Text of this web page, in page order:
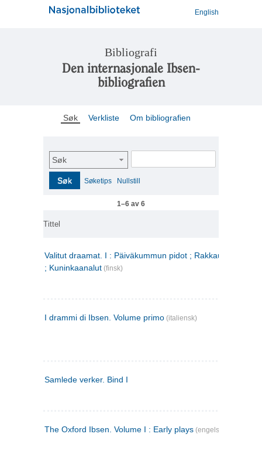
English
Bibliografi
Den internasjonale Ibsen-
bibliografien
Søk Verkliste Om bibliografien
Søk
Søk Søketips Nullstill
1–6 av 6
Tittel
Valitut draamat. I : Päiväkummun pidot ; Rakkauden
; Kuninkaanalut (finsk)
I drammi di Ibsen. Volume primo (italiensk)
Samlede verker. Bind I
The Oxford Ibsen. Volume I : Early plays (engelsk)